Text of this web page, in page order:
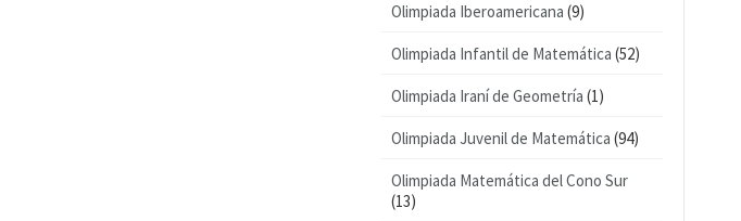
Olimpiada Iberoamericana (9)
Olimpiada Infantil de Matemática (52)
Olimpiada Iraní de Geometría (1)
Olimpiada Juvenil de Matemática (94)
Olimpiada Matemática del Cono Sur
(13)